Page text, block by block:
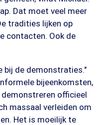
Dat moet veel meer
tradities lijken op
contacten. Ook de
bij de demonstraties."
bijeenkomsten,
officieel
massaal verleiden om
Het is moeilijk te